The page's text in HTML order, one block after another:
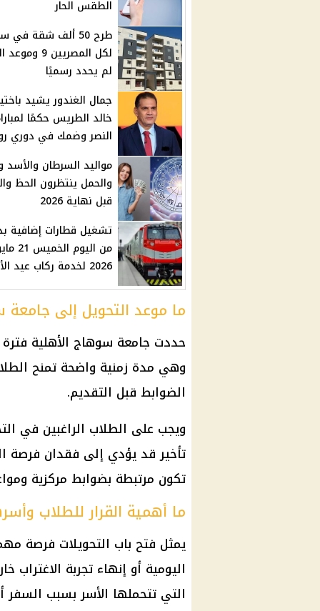
الطقس الحار
طرح 50 ألف شقة
لكل المصريين 9
لم يحدد رسميًا
جمال الغندور يشيد
خالد الطريس حكمًا
النصر وضمك في دوري
مواليد السرطان والأسد
والحمل ينتظرون الحظ
قبل نهاية 2026
تشغيل قطارات إضافية
من اليوم
2026 لخدمة ركاب عيد الأضحى
ما موعد التحويل إلى جامعة
وهي مدة زمنية واضحة تمنح
الضوابط قبل التقديم.
ويجب على الطلاب الراغبين في
تأخير قد يؤدي إلى فقدان فرصة
تكون مرتبطة بضوابط مركزية
ما أهمية القرار للطلاب
يمثل فتح باب التحويلات فرصة
اليومية أو إنهاء تجربة
التي تتحملها الأسر بسبب السفر